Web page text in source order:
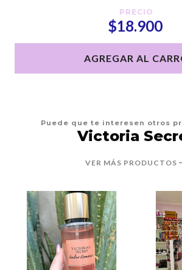
PRECIO
$18.900
AGREGAR AL
Puede que te interesen otros
Victoria
VER MÁS PRODUCTOS